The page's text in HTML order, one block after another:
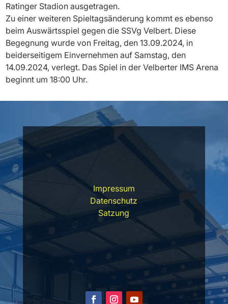
Ratinger Stadion ausgetragen.
Zu einer weiteren Spieltagsänderung kommt es ebenso
beim Auswärtsspiel gegen die SSVg Velbert. Diese
Begegnung wurde von Freitag, den 13.09.2024, in
beiderseitigem Einvernehmen auf Samstag, den
14.09.2024, verlegt. Das Spiel in der Velberter IMS Arena
beginnt um 18:00 Uhr.
Impressum
Datenschutz
Satzung